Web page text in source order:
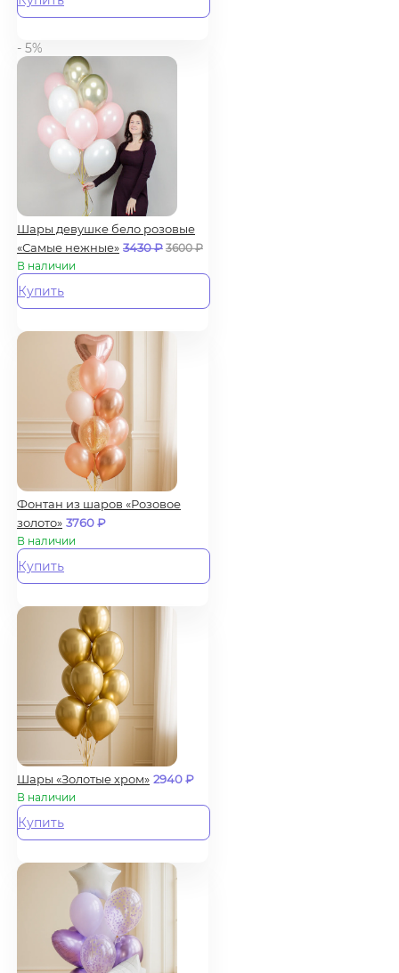
- 5%
Шары девушке бело розовые
«Самые нежные» 3430₽ 3600₽
В наличии
Купить
Фонтан из шаров «Розовое
золото» 3760₽
В наличии
Купить
Шары «Золотые хром» 2940₽
В наличии
Купить